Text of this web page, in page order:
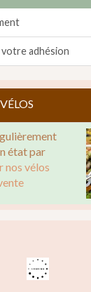
adhésion
état par
nos vélos